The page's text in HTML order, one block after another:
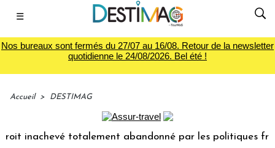
☰
Nos bureaux sont fermés du 27/07 au 16/08. Retour de la newsletter
quotidienne le 24/08/2026. Bel été !
Accueil > DESTIMAG
inachevé totalement abandonné par les politiques